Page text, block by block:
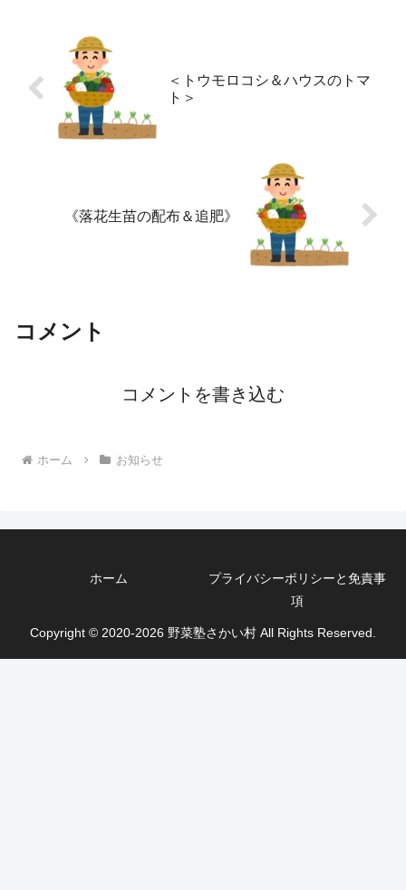
＜トウモロコシ＆ハウスのトマ
ト＞
《落花生苗の配布＆追肥》
コメント
コメントを書き込む
ホーム お知らせ
ホーム
プライバシーポリシーと免責事
項
Copyright © 2020-2026 野菜塾さかい村 All Rights Reserved.